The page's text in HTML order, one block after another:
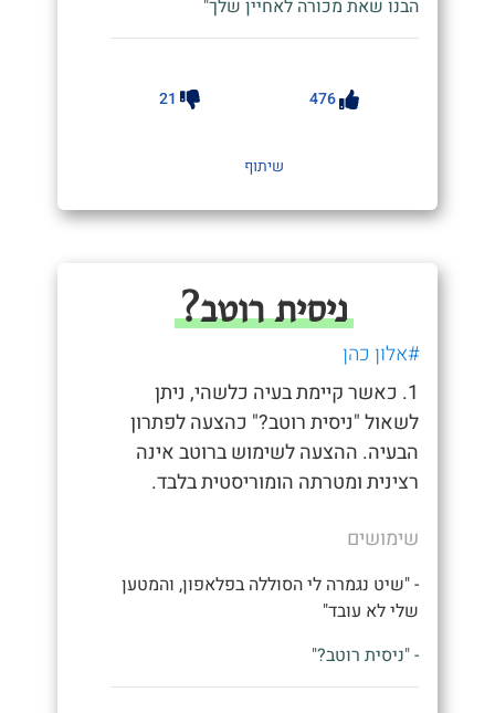
הבנו שאת מכורה לאחיין שלך"
476
21
שיתוף
ניסית רוטב?
#אלון כהן
1. כאשר קיימת בעיה כלשהי, ניתן
לשאול "ניסית רוטב?" כהצעה לפתרון
הבעיה. ההצעה לשימוש ברוטב אינה
רצינית ומטרתה הומוריסטית בלבד.
שימושים
- "שיט נגמרה לי הסוללה בפלאפון, והמטען
שלי לא עובד"
- "ניסית רוטב?"